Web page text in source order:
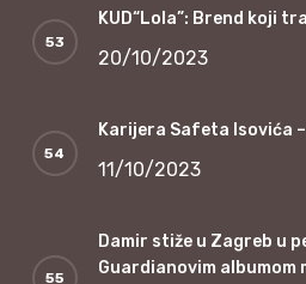
KUD“Lola”: Brend koji
20/10/2023
Karijera Safeta Isovića
11/10/2023
Damir stiže u Zagreb u
Guardianovim albumom